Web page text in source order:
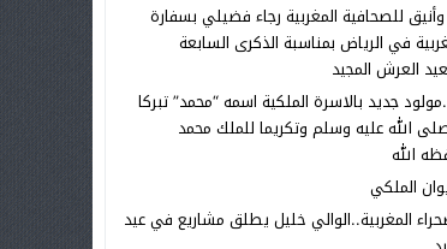
للصحافية المغربية رجاء فضيلي بسفارة
في الرياض بمناسبة الذكرى السابعة
العرش المجيد
جديد بالاسرة الملكية اسمه “محمد” تبركا
الله عليه وسلم وتكريما للملك محمد
الله
الملكي
المغربية..الوالي خليل يطلق مشاريع في عيد